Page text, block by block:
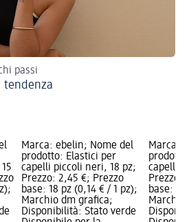
passi
tendenza
Marca: ebelin; Nome del
prodotto: Elastici per
capelli piccoli neri, 18 pz;
Prezzo: 2,45 €; Prezzo
base: 18 pz (0,14 € / 1 pz);
Marchio dm grafica;
Disponibilità: Stato verde
Marca:
capelli
Prezzo:
base:
Marchio